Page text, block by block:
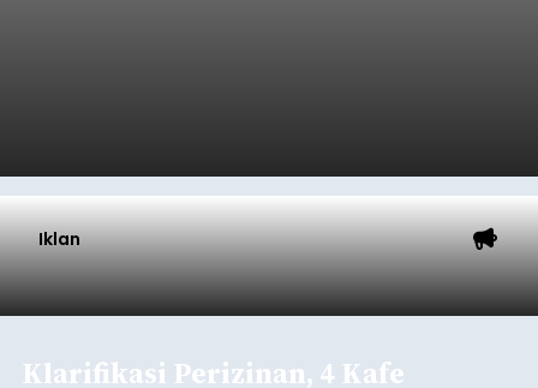
Iklan
Klarifikasi Perizinan, 4 Kafe